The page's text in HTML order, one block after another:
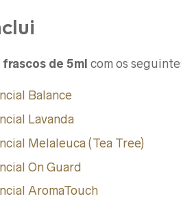
frascos de 5ml com os
Balance
Lavanda
Melaleuca (Tea Tree)
On Guard
AromaTouch